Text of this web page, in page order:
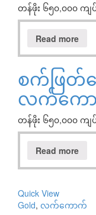
တန်ဖိုး ၆၅၀,၀၀၀ ကျ
Read more
စက်ဖြတ်
လက်ကေ
တန်ဖိုး ၆၅၀,၀၀၀ ကျ
Read more
Quick View
Gold, လက်ကောက်